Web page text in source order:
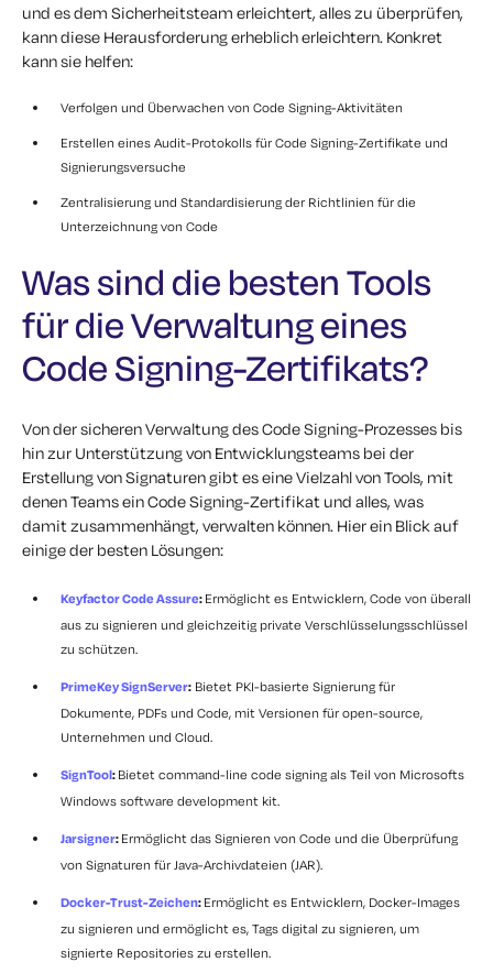
und es dem Sicherheitsteam erleichtert, alles zu überprüfen,
kann diese Herausforderung erheblich erleichtern. Konkret
kann sie helfen:
Verfolgen und Überwachen von Code Signing-Aktivitäten
Erstellen eines Audit-Protokolls für Code Signing-Zertifikate und
Signierungsversuche
Zentralisierung und Standardisierung der Richtlinien für die
Unterzeichnung von Code
Was sind die besten Tools
für die Verwaltung eines
Code Signing-Zertifikats?
Von der sicheren Verwaltung des Code Signing-Prozesses bis
hin zur Unterstützung von Entwicklungsteams bei der
Erstellung von Signaturen gibt es eine Vielzahl von Tools, mit
denen Teams ein Code Signing-Zertifikat und alles, was
damit zusammenhängt, verwalten können. Hier ein Blick auf
einige der besten Lösungen:
Keyfactor Code Assure: Ermöglicht es Entwicklern, Code von überall
aus zu signieren und gleichzeitig private Verschlüsselungsschlüssel
zu schützen.
PrimeKey SignServer: Bietet PKI-basierte Signierung für
Dokumente, PDFs und Code, mit Versionen für open-source,
Unternehmen und Cloud.
SignTool: Bietet command-line code signing als Teil von Microsofts
Windows software development kit.
Jarsigner: Ermöglicht das Signieren von Code und die Überprüfung
von Signaturen für Java-Archivdateien (JAR).
Docker-Trust-Zeichen: Ermöglicht es Entwicklern, Docker-Images
zu signieren und ermöglicht es, Tags digital zu signieren, um
signierte Repositories zu erstellen.